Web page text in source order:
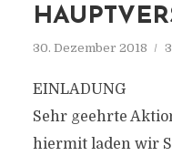
30. Dezember 2018
EINLADUNG
Sehr geehrte
hiermit laden wir